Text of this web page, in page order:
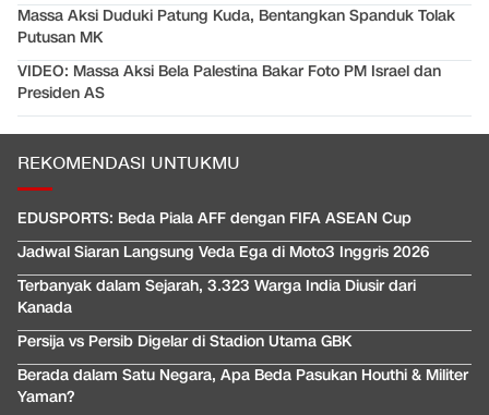
Massa Aksi Duduki Patung Kuda, Bentangkan Spanduk Tolak
Putusan MK
VIDEO: Massa Aksi Bela Palestina Bakar Foto PM Israel dan
Presiden AS
REKOMENDASI UNTUKMU
EDUSPORTS: Beda Piala AFF dengan FIFA ASEAN Cup
Jadwal Siaran Langsung Veda Ega di Moto3 Inggris 2026
Terbanyak dalam Sejarah, 3.323 Warga India Diusir dari
Kanada
Persija vs Persib Digelar di Stadion Utama GBK
Berada dalam Satu Negara, Apa Beda Pasukan Houthi & Militer
Yaman?